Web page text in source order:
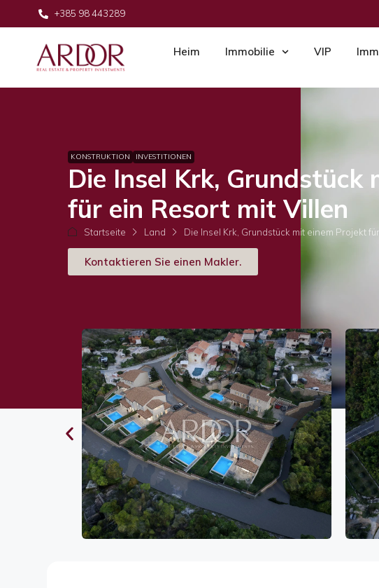
+385 98 443289
Heim Immobilie VIP
KONSTRUKTION INVESTITIONEN
Die Insel Krk, Grundstück
für ein Resort mit Villen
Startseite Land Die Insel Krk, Grundstück mit einem Projekt
Kontaktieren Sie einen Makler.